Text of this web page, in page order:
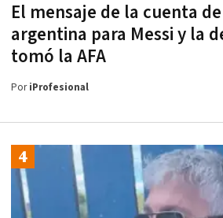
El mensaje de la cuenta
argentina para Messi y la
tomó la AFA
PoriProfesional